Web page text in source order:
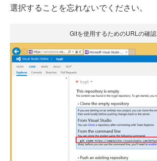
選択することを忘れないでください。
Gitを使用するためのURLの確認